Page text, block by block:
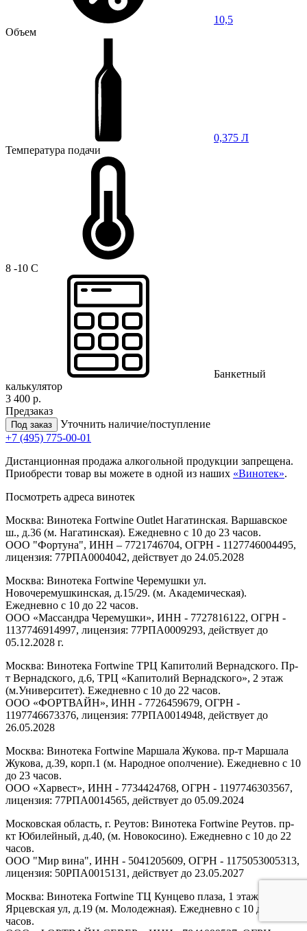
10,5
Объем
0,375 Л
Температура подачи
8 -10 C
Банкетный
калькулятор
3 400 р.
Предзаказ
Под заказ
Уточнить наличие/поступление
+7 (495) 775-00-01
Дистанционная продажа алкогольной продукции запрещена.
Приобрести товар вы можете в одной из наших «Винотек».
Посмотреть адреса винотек
Москва: Винотека Fortwine Outlet Нагатинская. Варшавское
ш., д.36 (м. Нагатинская). Ежедневно с 10 до 23 часов.
ООО "Фортуна", ИНН – 7721746704, ОГРН - 1127746004495,
лицензия: 77РПА0004042, действует до 24.05.2028
Москва: Винотека Fortwine Черемушки ул.
Новочеремушкинская, д.15/29. (м. Академическая).
Ежедневно с 10 до 22 часов.
ООО «Массандра Черемушки», ИНН - 7727816122, ОГРН -
1137746914997, лицензия: 77РПА0009293, действует до
05.12.2028 г.
Москва: Винотека Fortwine ТРЦ Капитолий Вернадского. Пр-
т Вернадского, д.6, ТРЦ «Капитолий Вернадского», 2 этаж
(м.Университет). Ежедневно с 10 до 22 часов.
ООО «ФОРТВАЙН», ИНН - 7726459679, ОГРН -
1197746673376, лицензия: 77РПА0014948, действует до
26.05.2028
Москва: Винотека Fortwine Маршала Жукова. пр-т Маршала
Жукова, д.39, корп.1 (м. Народное ополчение). Ежедневно с 10
до 23 часов.
ООО «Харвест», ИНН - 7734424768, ОГРН - 1197746303567,
лицензия: 77РПА0014565, действует до 05.09.2024
Московская область, г. Реутов: Винотека Fortwine Реутов. пр-
кт Юбилейный, д.40, (м. Новокосино). Ежедневно с 10 до 22
часов.
ООО "Мир вина", ИНН - 5041205609, ОГРН - 1175053005313,
лицензия: 50РПА0015131, действует до 23.05.2027
Москва: Винотека Fortwine ТЦ Кунцево плаза, 1 этаж.
Ярцевская ул, д.19 (м. Молодежная). Ежедневно с 10 до 22
часов.